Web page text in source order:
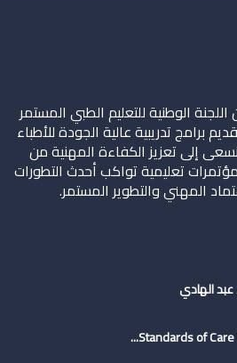
الوطنية للتعليم الطبي المستمر
برامج تدريبية عالية الجودة للأطباء
إلى تعزيز الكفاءة المهنية من
تعليمية تواكب أحدث التطورات
المهني والتطوير المستمر.
Standards of Care